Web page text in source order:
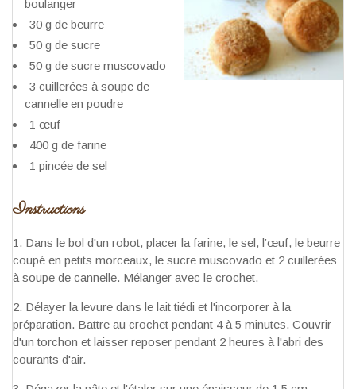
boulanger
30 g de beurre
50 g de sucre
50 g de sucre muscovado
3 cuillerées à soupe de
cannelle en poudre
1 œuf
400 g de farine
1 pincée de sel
Instructions
Dans le bol d'un robot, placer la farine, le sel, l’œuf, le beurre
coupé en petits morceaux, le sucre muscovado et 2 cuillerées
à soupe de cannelle. Mélanger avec le crochet.
Délayer la levure dans le lait tiédi et l'incorporer à la
préparation. Battre au crochet pendant 4 à 5 minutes. Couvrir
d'un torchon et laisser reposer pendant 2 heures à l'abri des
courants d'air.